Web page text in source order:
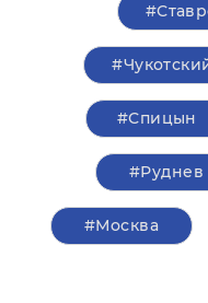
#Спицын
#Руднев
#Москва